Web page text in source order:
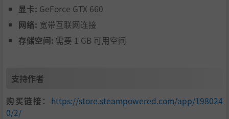
Q：没有玩过一代，对游玩二代有什么影响吗？
A：几乎没有影响，二代将前作人物尼克作为主角，以全新
的视角来进行游戏的，游戏的操作也简单易上手，新手玩家
可以放心游玩。
显卡: GeForce GTX 660
网络: 宽带互联网连接
存储空间: 需要 1 GB 可用空间
支持作者
购买链接： https://store.steampowered.com/app/198024
0/2/